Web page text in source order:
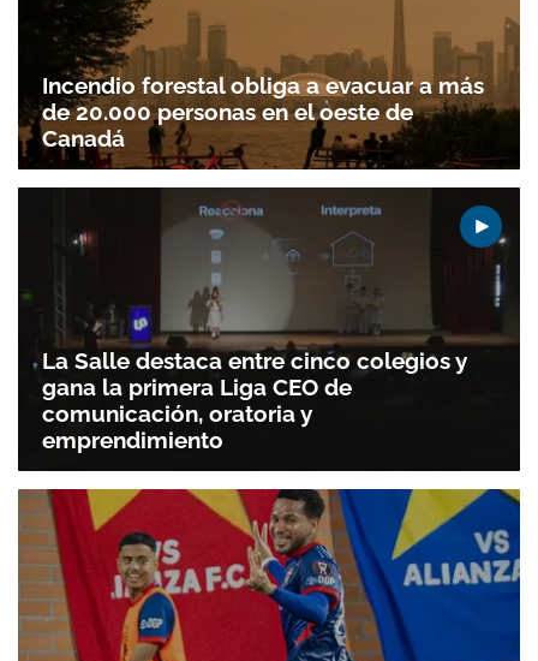
Incendio forestal obliga a evacuar a más
de 20.000 personas en el oeste de
Canadá
La Salle destaca entre cinco colegios y
gana la primera Liga CEO de
comunicación, oratoria y
emprendimiento